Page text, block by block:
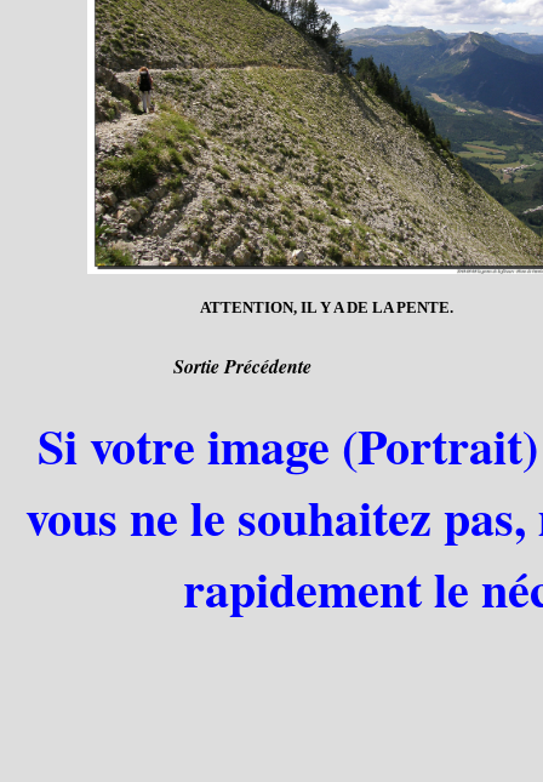
ATTENTION, IL Y A DE LA PENTE.
Sortie Précédente
Si votre image
vous ne le souhaitez
rapidement le